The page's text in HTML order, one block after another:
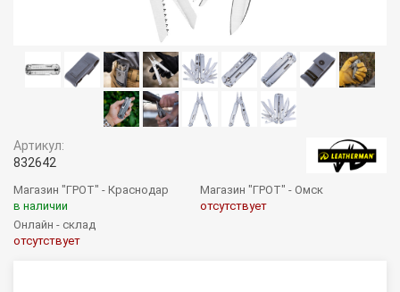
Артикул:
832642
Магазин "ГРОТ" - Краснодар
в наличии
Магазин "ГРОТ" - Омск
отсутствует
Онлайн - склад
отсутствует